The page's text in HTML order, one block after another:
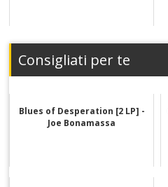
Consigliati per te
Blues of Desperation [2 LP] -
Joe Bonamassa